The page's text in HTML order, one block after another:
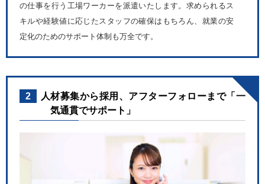
の仕事を行う工場ワーカーを派遣いたします。求められるス
キルや経験値に応じたスタッフの確保はもちろん、就業の安
定化のためのサポート体制も万全です。
2
人材募集から採用、アフターフォローまで「一
気通貫でサポート」